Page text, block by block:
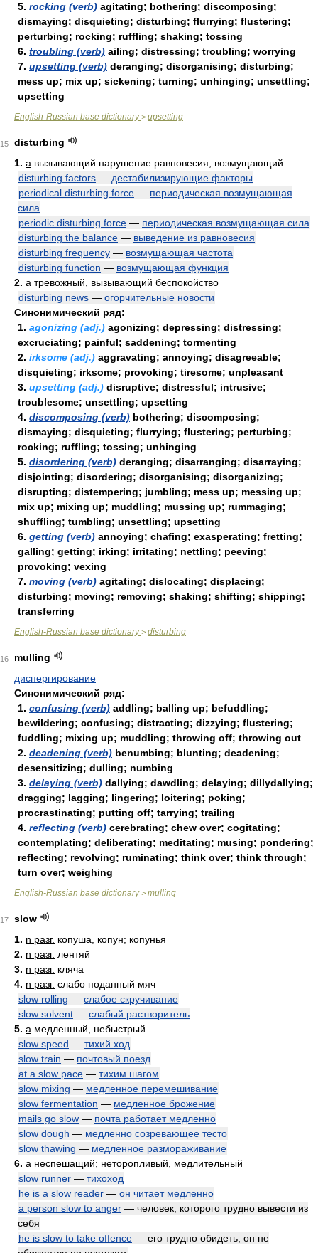
5. rocking (verb) agitating; bothering; discomposing;
dismaying; disquieting; disturbing; flurrying; flustering;
perturbing; rocking; ruffling; shaking; tossing
6. troubling (verb) ailing; distressing; troubling; worrying
7. upsetting (verb) deranging; disorganising; disturbing;
mess up; mix up; sickening; turning; unhinging; unsettling;
upsetting
English-Russian base dictionary> upsetting
15
disturbing
1. a вызывающий нарушение равновесия; возмущающий
disturbing factors — дестабилизирующие факторы
periodical disturbing force — периодическая возмущающая
сила
periodic disturbing force — периодическая возмущающая сила
disturbing the balance — выведение из равновесия
disturbing frequency — возмущающая частота
disturbing function — возмущающая функция
2. a тревожный, вызывающий беспокойство
disturbing news — огорчительные новости
Синонимический ряд:
1. agonizing (adj.) agonizing; depressing; distressing;
excruciating; painful; saddening; tormenting
2. irksome (adj.) aggravating; annoying; disagreeable;
disquieting; irksome; provoking; tiresome; unpleasant
3. upsetting (adj.) disruptive; distressful; intrusive;
troublesome; unsettling; upsetting
4. discomposing (verb) bothering; discomposing;
dismaying; disquieting; flurrying; flustering; perturbing;
rocking; ruffling; tossing; unhinging
5. disordering (verb) deranging; disarranging; disarraying;
disjointing; disordering; disorganising; disorganizing;
disrupting; distempering; jumbling; mess up; messing up;
mix up; mixing up; muddling; mussing up; rummaging;
shuffling; tumbling; unsettling; upsetting
6. getting (verb) annoying; chafing; exasperating; fretting;
galling; getting; irking; irritating; nettling; peeving;
provoking; vexing
7. moving (verb) agitating; dislocating; displacing;
disturbing; moving; removing; shaking; shifting; shipping;
transferring
English-Russian base dictionary> disturbing
16
mulling
диспергирование
Синонимический ряд:
1. confusing (verb) addling; balling up; befuddling;
bewildering; confusing; distracting; dizzying; flustering;
fuddling; mixing up; muddling; throwing off; throwing out
2. deadening (verb) benumbing; blunting; deadening;
desensitizing; dulling; numbing
3. delaying (verb) dallying; dawdling; delaying; dillydallying;
dragging; lagging; lingering; loitering; poking;
procrastinating; putting off; tarrying; trailing
4. reflecting (verb) cerebrating; chew over; cogitating;
contemplating; deliberating; meditating; musing; pondering;
reflecting; revolving; ruminating; think over; think through;
turn over; weighing
English-Russian base dictionary> mulling
17
slow
1. n разг. копуша, копун; копунья
2. n разг. лентяй
3. n разг. кляча
4. n разг. слабо поданный мяч
slow rolling — слабое скручивание
slow solvent — слабый растворитель
5. a медленный, небыстрый
slow speed — тихий ход
slow train — почтовый поезд
at a slow pace — тихим шагом
slow mixing — медленное перемешивание
slow fermentation — медленное брожение
mails go slow — почта работает медленно
slow dough — медленно созревающее тесто
slow thawing — медленное размораживание
6. a неспешащий; неторопливый, медлительный
slow runner — тихоход
he is a slow reader — он читает медленно
a person slow to anger — человек, которого трудно вывести из
себя
he is slow to take offence — его трудно обидеть; он не